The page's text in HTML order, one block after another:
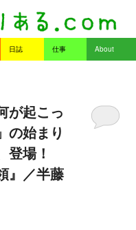
日誌 仕事 About
が起こっ
の始まり
登場！
』／半藤